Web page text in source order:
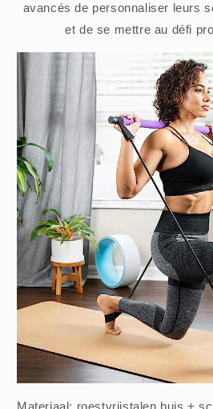
avancés de personnaliser leurs
et de se mettre au défi